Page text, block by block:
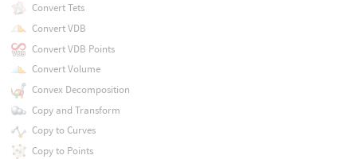
Convert Tets
Convert VDB
Convert VDB Points
Convert Volume
Convex Decomposition
Copy and Transform
Copy to Curves
Copy to Points